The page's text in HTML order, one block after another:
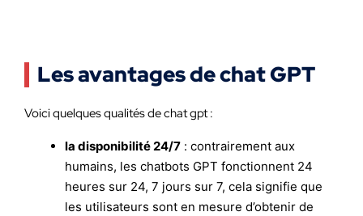
Les avantages de chat GPT
Voici quelques qualités de chat gpt :
la disponibilité 24/7 : contrairement aux
humains, les chatbots GPT fonctionnent 24
heures sur 24, 7 jours sur 7, cela signifie que
les utilisateurs sont en mesure d’obtenir de